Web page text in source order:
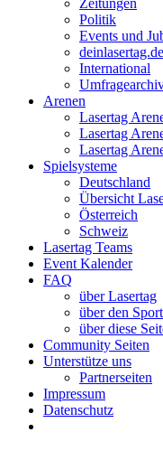
Zeitungen
Politik
Events und
deinlasertag.de
International
Arenen
Lasertag
Lasertag
Lasertag
Spielsysteme
Deutschland
Übersicht
Österreich
Schweiz
Lasertag Teams
Event Kalender
FAQ
über Lasertag
über den Sport
über diese
Community Seiten
Unterstütze uns
Partnerseiten
Impressum
Datenschutz